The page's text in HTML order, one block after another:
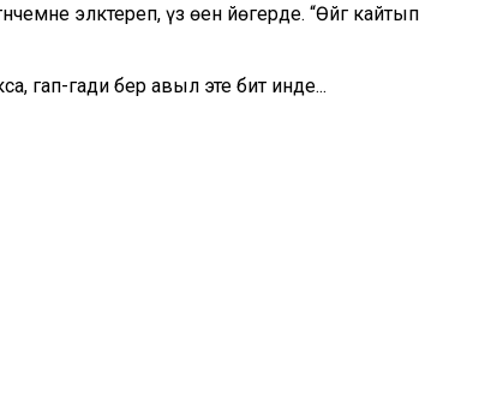
эләктереп, үз өенә йөгерде. “Өйгә кайтып
гап-гади бер авыл эте бит инде...